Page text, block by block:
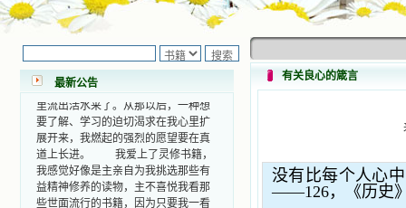
最新公告
小德兰爱心书屋最新公告 有一天，我
做了一个奇怪的梦，至今让我难忘。
梦中，我看到一本打开的用石头做的
书，我用舌头去舔它，觉得有一种甜
味，我就更用力去舔，最后从这本书
里流出活水来了。从那以后，一种想
要了解、学习的迫切渴求在我心里扩
展开来，我燃起的强烈的愿望要在真
道上长进。 我爱上了灵修书籍，
我感觉好像是主亲自为我挑选那些有
益精神修养的读物，主不喜悦我看那
些世面流行的书籍，因为只要我一看
有关良心的箴言
没有比每个人心
——126，《历史